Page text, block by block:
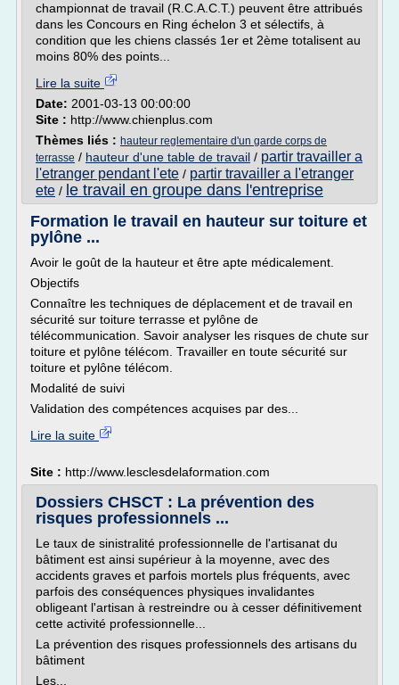
championnat de travail (R.C.A.C.T.) peuvent être attribués
dans les Concours en Ring échelon 3 et sélectifs, à
condition que les chiens classés 1er et 2ème totalisent au
moins 80% des points...
Lire la suite
Date: 2001-03-13 00:00:00
Site : http://www.chienplus.com
Thèmes liés : hauteur reglementaire d'un garde corps de
terrasse / hauteur d'une table de travail / partir travailler a
l'etranger pendant l'ete / partir travailler a l'etranger
ete / le travail en groupe dans l'entreprise
Formation le travail en hauteur sur toiture et
pylône ...
Avoir le goût de la hauteur et être apte médicalement.
Objectifs
Connaître les techniques de déplacement et de travail en
sécurité sur toiture terrasse et pylône de
télécommunication. Savoir analyser les risques de chute sur
toiture et pylône télécom. Travailler en toute sécurité sur
toiture et pylône télécom.
Modalité de suivi
Validation des compétences acquises par des...
Lire la suite
Site : http://www.lesclesdelaformation.com
Dossiers CHSCT : La prévention des
risques professionnels ...
Le taux de sinistralité professionnelle de l'artisanat du
bâtiment est ainsi supérieur à la moyenne, avec des
accidents graves et parfois mortels plus fréquents, avec
parfois des conséquences physiques invalidantes
obligeant l'artisan à restreindre ou à cesser définitivement
cette activité professionnelle...
La prévention des risques professionnels des artisans du
bâtiment
Les...